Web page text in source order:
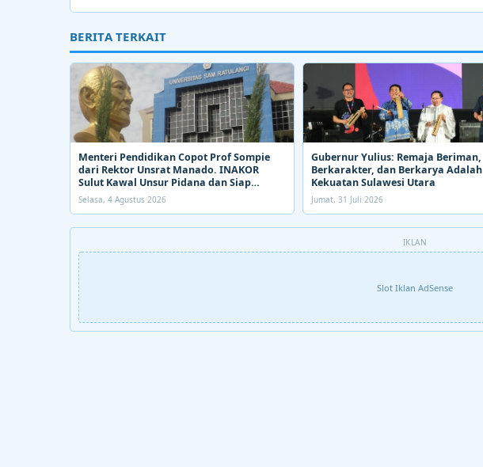
BERITA TERKAIT
Menteri Pendidikan Copot Prof Sompie
dari Rektor Unsrat Manado. INAKOR
Sulut Kawal Unsur Pidana dan Siap
Bongkar Aroma Busuk di Suksesi Rektor
Selasa, 4 Agustus 2026
Gubernur Yulius: Remaja Beriman,
Berkarakter, dan Berkarya Adalah
Kekuatan Sulawesi Utara
Jumat, 31 Juli 2026
IKLAN
Slot Iklan AdSense